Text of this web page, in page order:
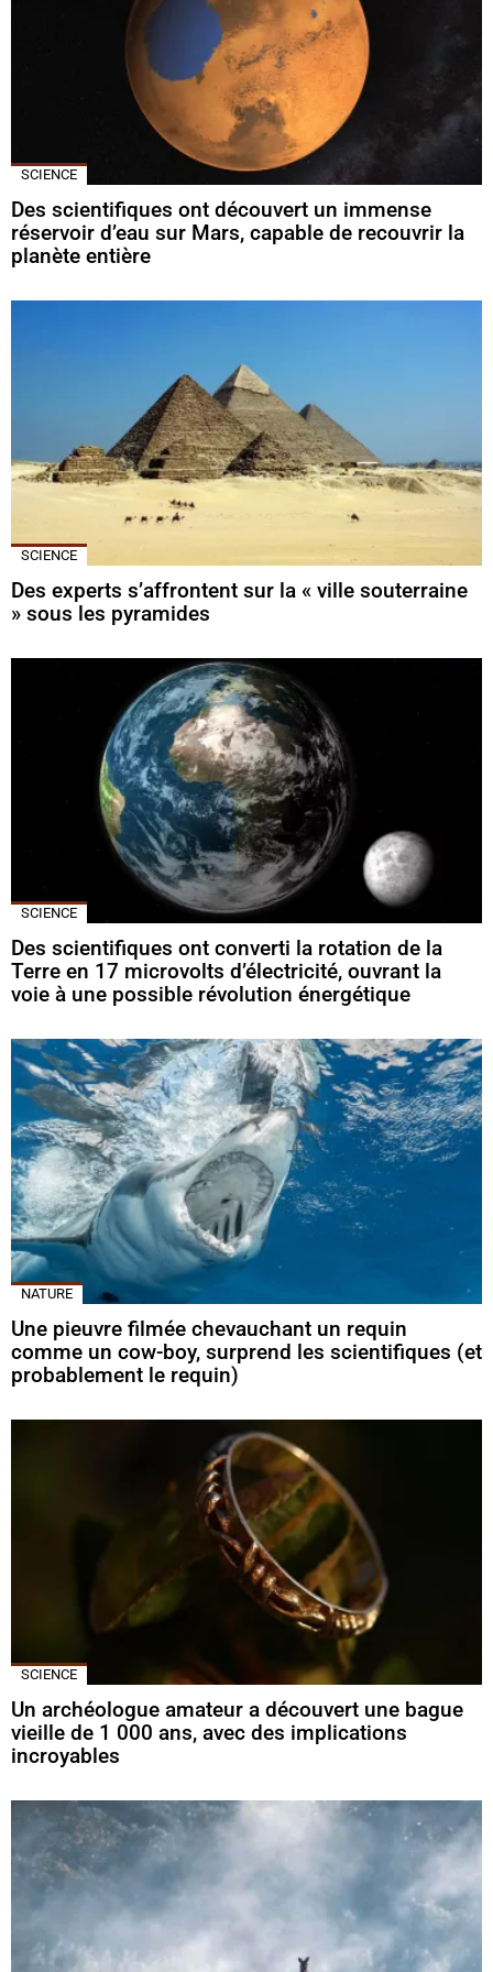
SCIENCE
Des scientifiques ont découvert un immense
réservoir d’eau sur Mars, capable de recouvrir la
planète entière
SCIENCE
Des experts s’affrontent sur la « ville souterraine
» sous les pyramides
SCIENCE
Des scientifiques ont converti la rotation de la
Terre en 17 microvolts d’électricité, ouvrant la
voie à une possible révolution énergétique
NATURE
Une pieuvre filmée chevauchant un requin
comme un cow-boy, surprend les scientifiques (et
probablement le requin)
SCIENCE
Un archéologue amateur a découvert une bague
vieille de 1 000 ans, avec des implications
incroyables